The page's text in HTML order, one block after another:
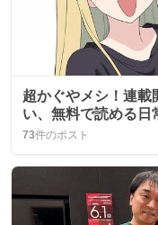
超かぐやメシ！連載
い、無料で読める日
73件のポスト